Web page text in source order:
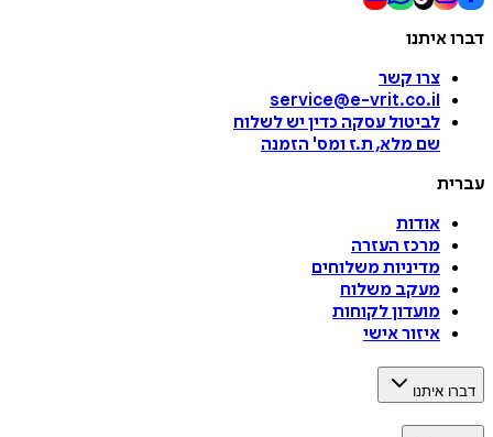
דברו איתנו
צרו קשר
service@e-vrit.co.il
לביטול עסקה כדין יש לשלוח
שם מלא, ת.ז ומס' הזמנה
עברית
אודות
מרכז העזרה
מדיניות משלוחים
מעקב משלוח
מועדון לקוחות
איזור אישי
דברו איתנו